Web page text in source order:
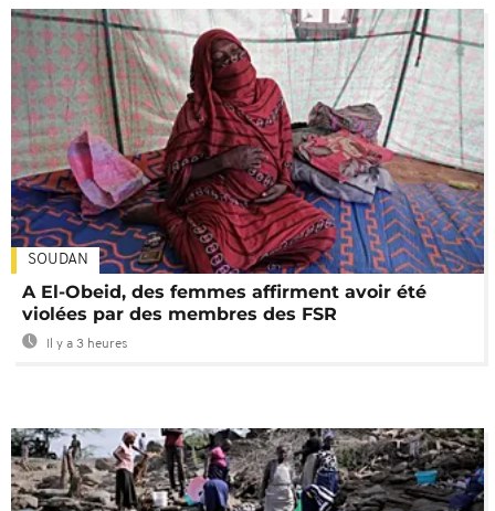
SOUDAN
A El-Obeid, des femmes affirment avoir été
violées par des membres des FSR
Il y a 3 heures